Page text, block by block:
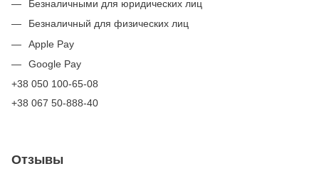
Безналичными для юридических лиц
Безналичный для физических лиц
Apple Pay
Google Pay
+38 050 100-65-08
+38 067 50-888-40
Отзывы